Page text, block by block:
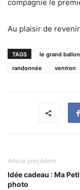
compagnie le
Au plaisir de
TAGS le grand ballon
randonnée
ventron
Article précédent
Idée cadeau : Ma
photo